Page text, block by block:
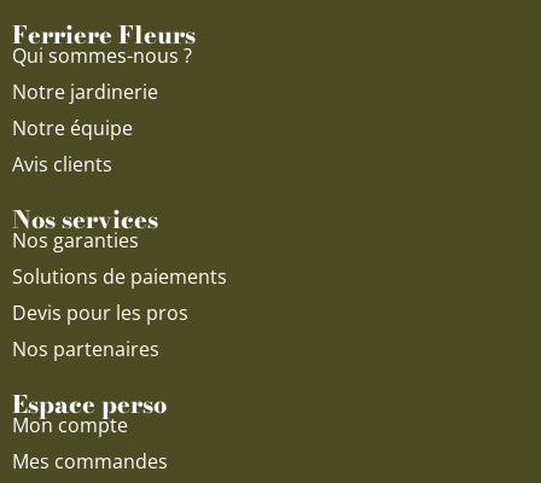
Ferriere Fleurs
Qui sommes-nous ?
Notre jardinerie
Notre équipe
Avis clients
Nos services
Nos garanties
Solutions de paiements
Devis pour les pros
Nos partenaires
Espace perso
Mon compte
Mes commandes